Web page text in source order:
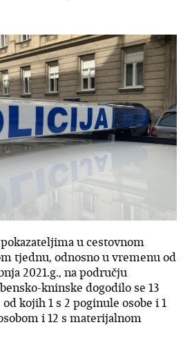
u cestovnom
tjednu, odnosno u vremenu od
2021.g., na području
kninske dogodilo se 13
kojih 1 s 2 poginule osobe i 1
i 12 s materijalnom